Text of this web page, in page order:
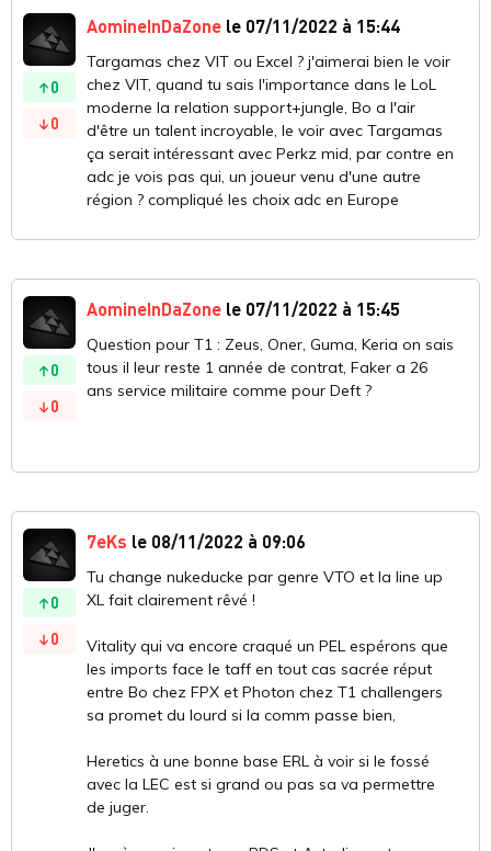
0
0
AomineInDaZone le 07/11/2022 à 15:44
Targamas chez VIT ou Excel ? j'aimerai bien le voir
chez VIT, quand tu sais l'importance dans le LoL
moderne la relation support+jungle, Bo a l'air
d'être un talent incroyable, le voir avec Targamas
ça serait intéressant avec Perkz mid, par contre en
adc je vois pas qui, un joueur venu d'une autre
région ? compliqué les choix adc en Europe
0
0
AomineInDaZone le 07/11/2022 à 15:45
Question pour T1 : Zeus, Oner, Guma, Keria on sais
tous il leur reste 1 année de contrat, Faker a 26
ans service militaire comme pour Deft ?
0
0
7eKs le 08/11/2022 à 09:06
Tu change nukeducke par genre VTO et la line up
XL fait clairement rêvé !
Vitality qui va encore craqué un PEL espérons que
les imports face le taff en tout cas sacrée réput
entre Bo chez FPX et Photon chez T1 challengers
sa promet du lourd si la comm passe bien,
Heretics à une bonne base ERL à voir si le fossé
avec la LEC est si grand ou pas sa va permettre
de juger.